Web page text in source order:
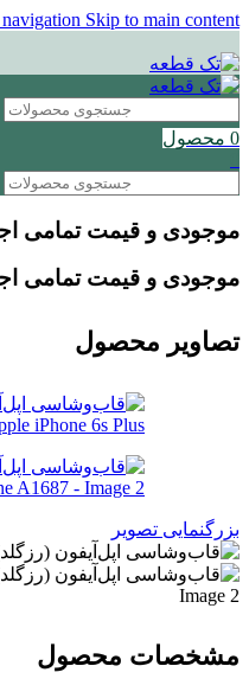
Skip to main content
0 محصول
موجودی و قیمت تمامی
موجودی و قیمت تمامی
تصاویر محصول
بزرگنمایی تصویر
مشخصات محصول